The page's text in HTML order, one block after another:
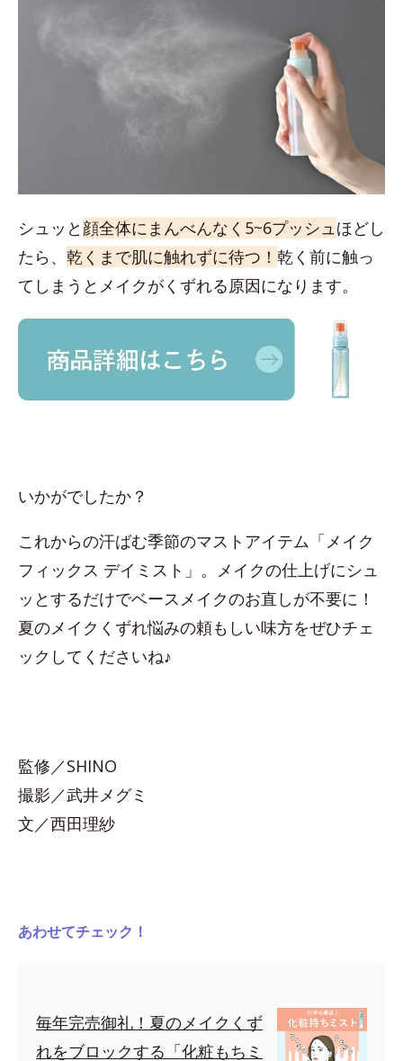
シュッと 顔全体にまんべんなく5~6プッシュほどし
たら、 乾くまで肌に触れずに待つ！ 乾く前に触っ
てしまうとメイクがくずれる原因になります。
いかがでしたか？
これからの汗ばむ季節のマストアイテム「メイク
フィックス デイミスト」。メイクの仕上げにシュ
ッとするだけでベースメイクのお直しが不要に！
夏のメイクくずれ悩みの頼もしい味方をぜひチェ
ックしてくださいね♪
監修／SHINO
撮影／武井メグミ
文／西田理紗
あわせてチェック！
毎年完売御礼！夏のメイクくず
れをブロックする「化粧もちミ